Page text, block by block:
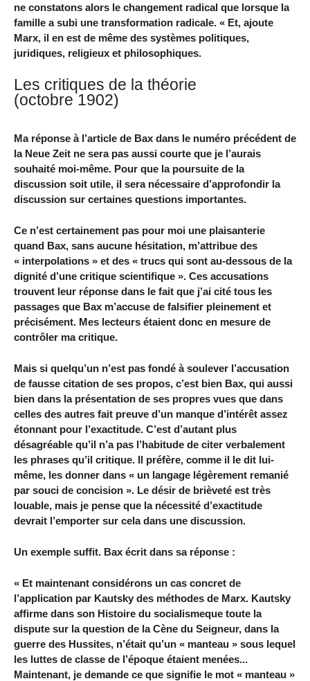
ne constatons alors le changement radical que lorsque la
famille a subi une transformation radicale. « Et, ajoute
Marx, il en est de même des systèmes politiques,
juridiques, religieux et philosophiques.
Les critiques de la théorie
(octobre 1902)
Ma réponse à l’article de Bax dans le numéro précédent de
la Neue Zeit ne sera pas aussi courte que je l’aurais
souhaité moi-même. Pour que la poursuite de la
discussion soit utile, il sera nécessaire d’approfondir la
discussion sur certaines questions importantes.
Ce n’est certainement pas pour moi une plaisanterie
quand Bax, sans aucune hésitation, m’attribue des
« interpolations » et des « trucs qui sont au-dessous de la
dignité d’une critique scientifique ». Ces accusations
trouvent leur réponse dans le fait que j’ai cité tous les
passages que Bax m’accuse de falsifier pleinement et
précisément. Mes lecteurs étaient donc en mesure de
contrôler ma critique.
Mais si quelqu’un n’est pas fondé à soulever l’accusation
de fausse citation de ses propos, c’est bien Bax, qui aussi
bien dans la présentation de ses propres vues que dans
celles des autres fait preuve d’un manque d’intérêt assez
étonnant pour l’exactitude. C’est d’autant plus
désagréable qu’il n’a pas l’habitude de citer verbalement
les phrases qu’il critique. Il préfère, comme il le dit lui-
même, les donner dans « un langage légèrement remanié
par souci de concision ». Le désir de brièveté est très
louable, mais je pense que la nécessité d’exactitude
devrait l’emporter sur cela dans une discussion.
Un exemple suffit. Bax écrit dans sa réponse :
« Et maintenant considérons un cas concret de
l’application par Kautsky des méthodes de Marx. Kautsky
affirme dans son Histoire du socialismeque toute la
dispute sur la question de la Cène du Seigneur, dans la
guerre des Hussites, n’était qu’un « manteau » sous lequel
les luttes de classe de l’époque étaient menées...
Maintenant, je demande ce que signifie le mot « manteau »